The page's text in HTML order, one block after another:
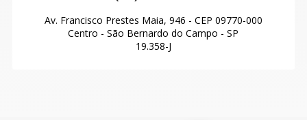
Av. Francisco Prestes Maia, 946 - CEP 09770-000
Centro -São Bernardo do Campo - SP
19.358-J